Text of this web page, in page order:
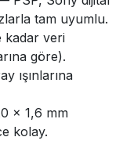
tam uyumlu.
kadar veri
göre).
ışınlarına
× 1,6 mm
kolay.